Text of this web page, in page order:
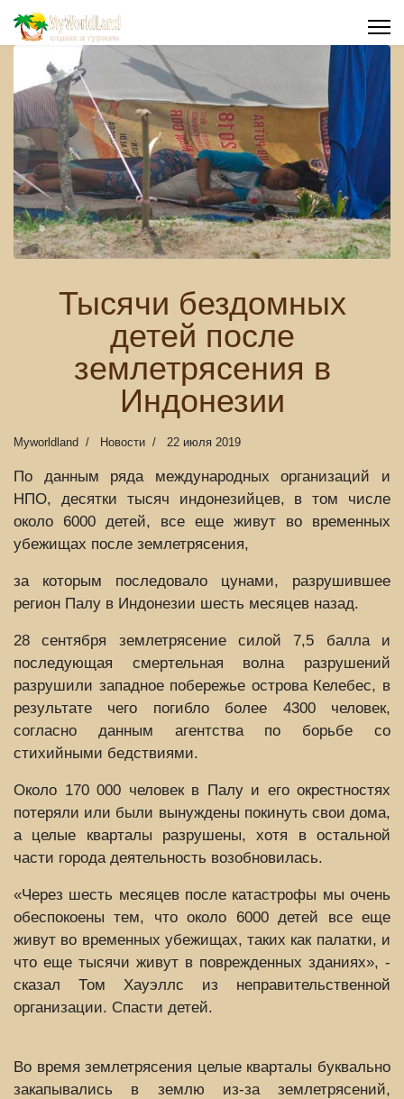
Тысячи бездомных
детей после
землетрясения в
Индонезии
Myworldland Новости 22 июля 2019
По данным ряда международных организаций и
НПО, десятки тысяч индонезийцев, в том числе
около 6000 детей, все еще живут во временных
убежищах после землетрясения,
за которым последовало цунами, разрушившее
регион Палу в Индонезии шесть месяцев назад.
28 сентября землетрясение силой 7,5 балла и
последующая смертельная волна разрушений
разрушили западное побережье острова Келебес, в
результате чего погибло более 4300 человек,
согласно данным агентства по борьбе со
стихийными бедствиями.
Около 170 000 человек в Палу и его окрестностях
потеряли или были вынуждены покинуть свои дома,
а целые кварталы разрушены, хотя в остальной
части города деятельность возобновилась.
«Через шесть месяцев после катастрофы мы очень
обеспокоены тем, что около 6000 детей все еще
живут во временных убежищах, таких как палатки, и
что еще тысячи живут в поврежденных зданиях», -
сказал Том Хауэллс из неправительственной
организации. Спасти детей.
Во время землетрясения целые кварталы буквально
закапывались в землю из-за землетрясений,